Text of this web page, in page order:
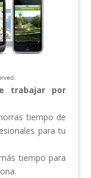
trabajar por
tiempo de
para tu
tiempo para